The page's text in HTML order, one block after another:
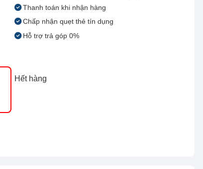
Thanh toán khi nhận hàng
Chấp nhận quẹt thẻ tín dụng
Hỗ trợ trả góp 0%
Hết hàng